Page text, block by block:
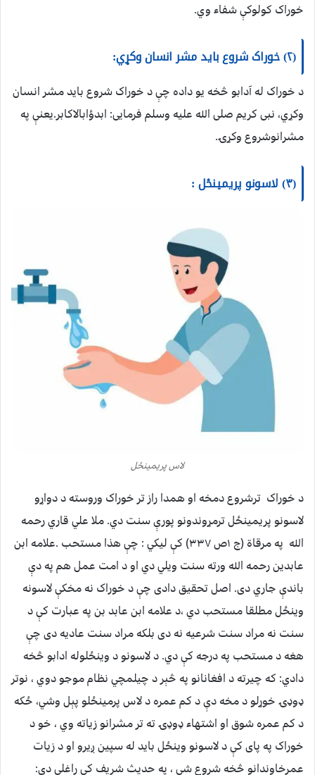
خوراک کولوکې شفاء وي.
(۲) خوراک شروع باید مشر انسان وکړي:
د خوراک له آدابو څخه یو داده چې د خوراک شروع باید مشر انسان
وکړي، نبی کریم صلی الله علیه وسلم فرمایی: ابدؤابالاکابر.یعنې په
مشرانوشروع وکړۍ.
(۳) لاسونو پریمینځل :
لاس پریمینځل
د خوراک ترشروع دمخه او همدا راز تر خوراک وروسته د دواړو
لاسونو پریمینځل ترمړوندونو پورې سنت دي. ملا علي قاري رحمه
الله په مرقاة (ج ۱ص ۳۳۷) کې لیکي : چې هذا مستحب .علامه ابن
عابدین رحمه الله ورته سنت ویلي دي او د امت عمل هم په دې
باندې جاري دی. اصل تحقیق دادی چې د خوراک نه مخکې لاسونه
وینځل مطلقا مستحب دي ،د علامه ابن عابد بن په عبارت کې د
سنت نه مراد سنت شرعیه نه دی بلکه مراد سنت عادیه دی چې
هغه د مستحب په درجه کې دي. د لاسونو د وینځلوله ادابو څخه
دادي: که چیرته د افغانانو په څېر د چیلمچي نظام موجو دوي ، نوتر
ډوډۍ خوړلو د مخه دې د کم عمره د لاس پرمینځلو پېل وشي، ځکه
د کم عمره شوق او اشتهاء ډوډۍ ته تر مشرانو زیاته وي ، خو د
خوراک په پای کې د لاسونو وینځل باید له سپين ږیرو او د زیات
عمرخاوندانو څخه شروع شي ، په حدیث شریف کې راغلي دي: